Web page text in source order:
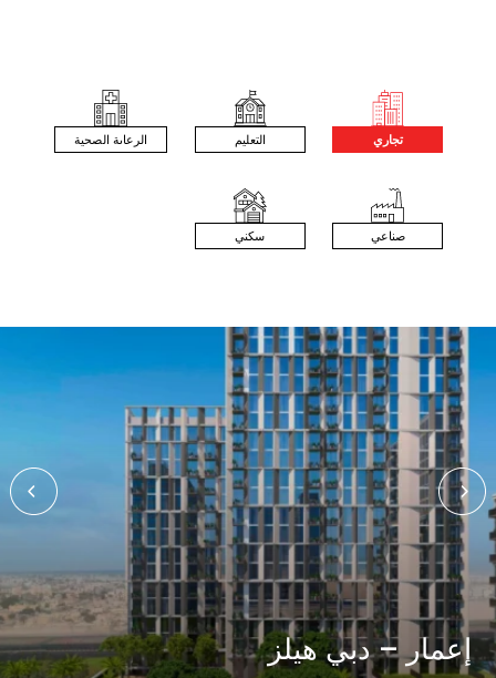
تجاري التعليم الرعاىة الصحية
صناعي سكني
إعمار – دبي هيلز